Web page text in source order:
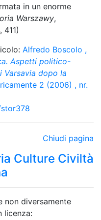
in un enorme
Warszawy,
411)
Alfredo Boscolo ,
Aspetti politico-
Varsavia dopo la
2 (2006) , nr.
Chiudi pagina
Culture Civiltà
non diversamente
licenza: